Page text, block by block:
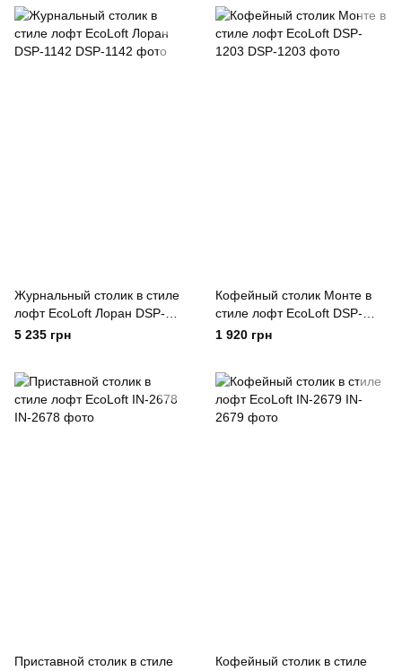
Журнальный столик в стиле
лофт EcoLoft Лоран DSP-
1142
5 235 грн
Кофейный столик Монте в
стиле лофт EcoLoft DSP-
1203
1 920 грн
Приставной столик в стиле
Кофейный столик в стиле